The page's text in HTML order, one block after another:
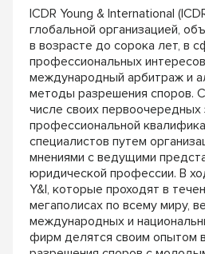
ICDR Young & International
глобальной организацией,
в возрасте до сорока лет, в
профессиональных
международный арбитраж и
методы разрешения споров.
числе своих
профессиональной
специалистов путем
мнениями с ведущими
юридической профессии. В
Y&I, которые проходят в
мегаполисах по всему миру,
международных и
фирм делятся своим опытом